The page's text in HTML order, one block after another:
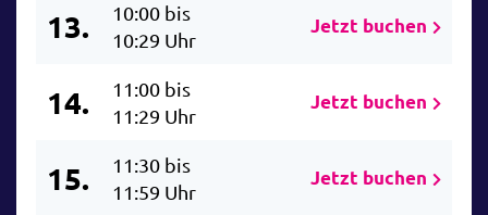
13.
10:00 bis
10:29 Uhr
Jetzt buchen
14.
11:00 bis
11:29 Uhr
Jetzt buchen
15.
11:30 bis
11:59 Uhr
Jetzt buchen